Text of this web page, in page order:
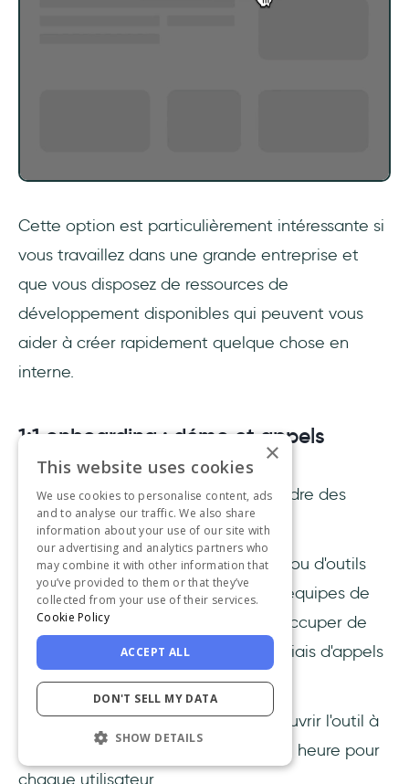
Cette option est particulièrement intéressante si
vous travaillez dans une grande entreprise et
que vous disposez de ressources de
développement disponibles qui peuvent vous
aider à créer rapidement quelque chose en
interne.
1:1 onboarding : démo et appels
d'onboarding
La deuxième option consiste à prendre des
gants blancs.
Sans nécessiter de développement ou d'outils
tiers, vous pouvez demander à vos équipes de
réussite client/support/vente de s'occuper de
l'onboarding des utilisateurs par le biais d'appels
Ils participent à l'appel et font découvrir l'outil à
l'utilisateur, ce qui prend environ une heure pour
chaque utilisateur.
×
This website uses cookies
We use cookies to personalise content, ads
and to analyse our traffic. We also share
information about your use of our site with
our advertising and analytics partners who
may combine it with other information that
you’ve provided to them or that they’ve
collected from your use of their services.
Cookie Policy
ACCEPT ALL
DON'T SELL MY DATA
SHOW DETAILS